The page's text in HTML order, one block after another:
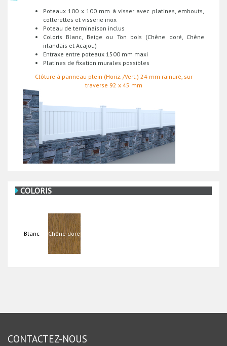
Poteaux 100 x 100 mm à visser avec platines, embouts,
collerettes et visserie inox
Poteau de terminaison inclus
Coloris Blanc, Beige ou Ton bois (Chêne doré, Chêne
irlandais et Acajou)
Entraxe entre poteaux 1500 mm maxi
Platines de fixation murales possibles
Clôture à panneau plein (Horiz. /Vert.) 24 mm rainuré, sur
traverse 92 x 45 mm
COLORIS
Blanc Chêne doré
CONTACTEZ-NOUS